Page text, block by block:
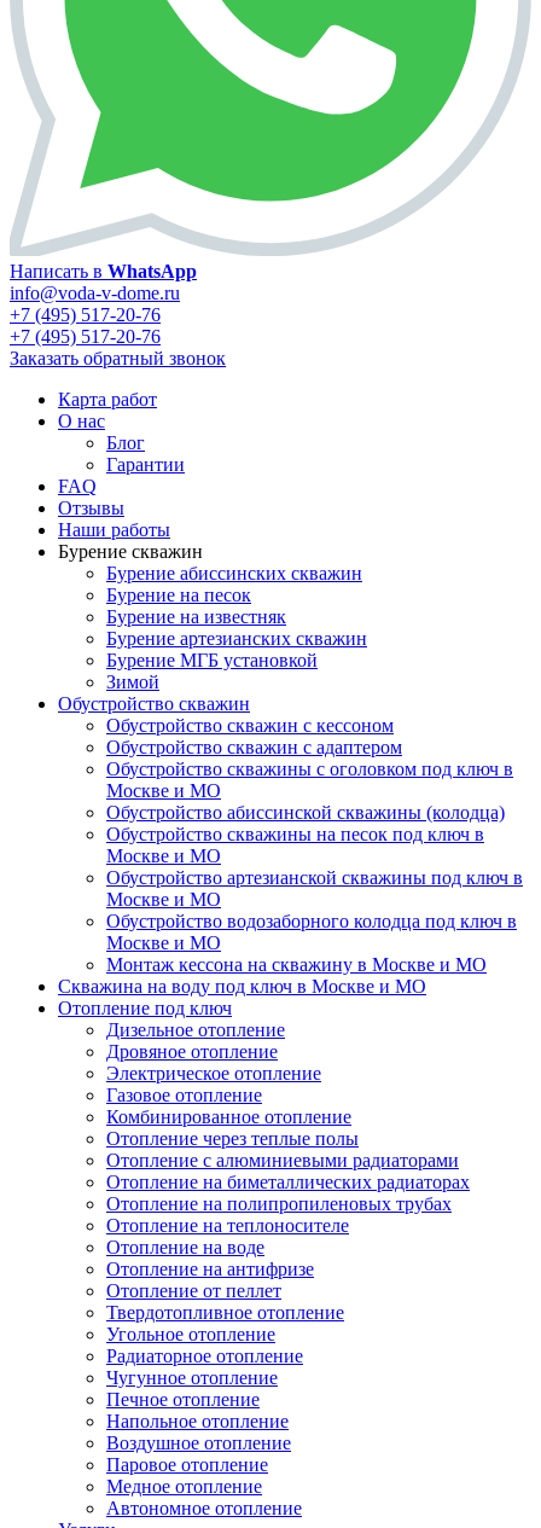
Написать в WhatsApp
info@voda-v-dome.ru
+7 (495) 517-20-76
+7 (495) 517-20-76
Заказать обратный звонок
Карта работ
О нас
Блог
Гарантии
FAQ
Отзывы
Наши работы
Бурение скважин
Бурение абиссинских скважин
Бурение на песок
Бурение на известняк
Бурение артезианских скважин
Бурение МГБ установкой
Зимой
Обустройство скважин
Обустройство скважин с кессоном
Обустройство скважин с адаптером
Обустройство скважины с оголовком под ключ в
Москве и МО
Обустройство абиссинской скважины (колодца)
Обустройство скважины на песок под ключ в
Москве и МО
Обустройство артезианской скважины под ключ в
Москве и МО
Обустройство водозаборного колодца под ключ в
Москве и МО
Монтаж кессона на скважину в Москве и МО
Скважина на воду под ключ в Москве и МО
Отопление под ключ
Дизельное отопление
Дровяное отопление
Электрическое отопление
Газовое отопление
Комбинированное отопление
Отопление через теплые полы
Отопление с алюминиевыми радиаторами
Отопление на биметаллических радиаторах
Отопление на полипропиленовых трубах
Отопление на теплоносителе
Отопление на воде
Отопление на антифризе
Отопление от пеллет
Твердотопливное отопление
Угольное отопление
Радиаторное отопление
Чугунное отопление
Печное отопление
Напольное отопление
Воздушное отопление
Паровое отопление
Медное отопление
Автономное отопление